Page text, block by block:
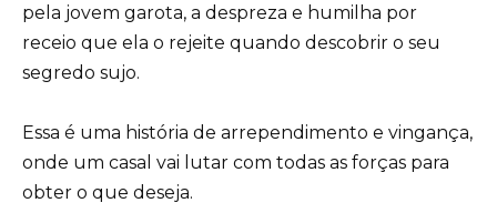
pela jovem garota, a despreza e humilha por
receio que ela o rejeite quando descobrir o seu
segredo sujo.
Essa é uma história de arrependimento e vingança,
onde um casal vai lutar com todas as forças para
obter o que deseja.